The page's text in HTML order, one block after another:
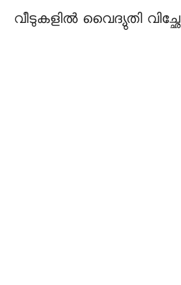
വീടുകളില്‍ വൈദ്യുതി